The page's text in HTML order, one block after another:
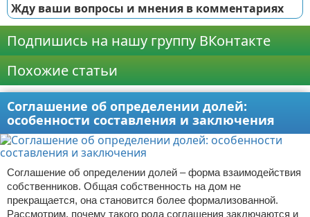
Жду ваши вопросы и мнения в комментариях
Подпишись на нашу группу ВКонтакте
Похожие статьи
Соглашение об определении долей:
особенности составления и заключения
Соглашение об определении долей – форма взаимодействия
собственников. Общая собственность на дом не
прекращается, она становится более формализованной.
Рассмотрим, почему такого рода соглашения заключаются и